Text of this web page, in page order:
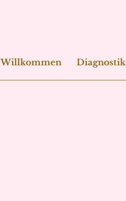
Willkommen Diagnostik